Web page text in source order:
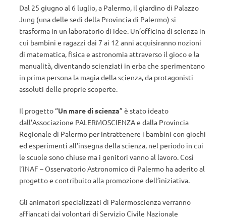
Dal 25 giugno al 6 luglio, a Palermo, il giardino di Palazzo
Jung (una delle sedi della Provincia di Palermo) si
trasforma in un laboratorio di idee. Un’officina di scienza in
cui bambini e ragazzi dai 7 ai 12 anni acquisiranno nozioni
di matematica, fisica e astronomia attraverso il gioco e la
manualità, diventando scienziati in erba che sperimentano
in prima persona la magia della scienza, da protagonisti
assoluti delle proprie scoperte.
Il progetto “Un mare di scienza” è stato ideato
dall’Associazione PALERMOSCIENZA e dalla Provincia
Regionale di Palermo per intrattenere i bambini con giochi
ed esperimenti all’insegna della scienza, nel periodo in cui
le scuole sono chiuse ma i genitori vanno al lavoro. Così
l’INAF – Osservatorio Astronomico di Palermo ha aderito al
progetto e contribuito alla promozione dell’iniziativa.
Gli animatori specializzati di Palermoscienza verranno
affiancati dai volontari di Servizio Civile Nazionale